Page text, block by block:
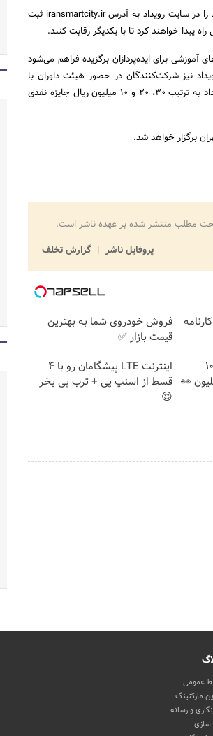
صاحبان ایده تا هفته آینده 25 مردادماه جاری فرصت دارند که ایده خود را در سایت رویداد به آدرس iransmartcity.ir ثبت
آموزشی برای ایده‌پردازان برگزیده فراهم می‌شود
نیز شرکت‌کنندگان در حضور هیئت داوران با
یکدیگر به رقابت خواهند پرداخت و در پایان به سه تیم برگزیده این رویداد به ترتیب 30، 20 و 10 میلیون ریال جایزه نقدی
برگزار خواهد شد.
مطلب منتشر شده بر عهده ناشر است.
پروفایل ناشر
گزارش تخلف
فروش خودروی شما به بهترین
قیمت بازار ✅
بلفاروپلاستی پلک پایین با ۱۰
اینترنت LTE پیشگامان رو با 4
قسط از اسنپ پی + ترب پی بخر
😍
عمومی
مارکتینگ
و رسانه